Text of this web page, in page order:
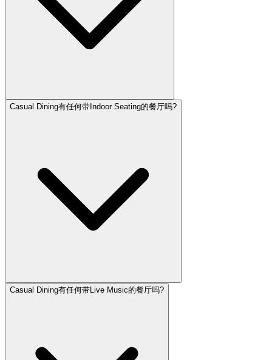
Casual Dining有任何带Indoor Seating的餐厅吗?
Casual Dining有任何带Live Music的餐厅吗?